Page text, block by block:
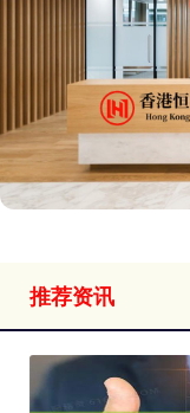
推荐资讯